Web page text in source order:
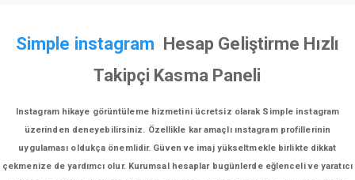
Simple instagram Hesap Geliştirme Hızlı
Takipçi Kasma Paneli
Instagram hikaye görüntüleme hizmetini ücretsiz olarak Simple instagram
üzerinden deneyebilirsiniz. Özellikle kar amaçlı ınstagram profillerinin
uygulaması oldukça önemlidir. Güven ve imaj yükseltmekle birlikte dikkat
çekmenize de yardımcı olur. Kurumsal hesaplar bugünlerde eğlenceli ve yaratıcı